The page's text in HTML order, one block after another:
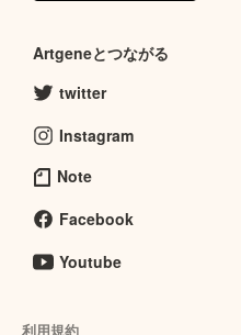
Artgeneとつながる
twitter
Instagram
Note
Facebook
Youtube
利用規約